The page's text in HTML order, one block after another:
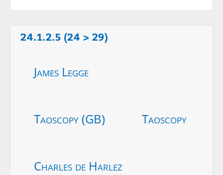
24.1.2.5 (24 > 29)
James Legge
Taoscopy (GB) Taoscopy
Charles de Harlez